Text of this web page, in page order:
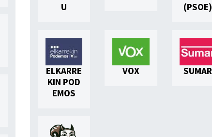
U
(PSOE)
ELKARRE
KIN POD
EMOS
VOX SUMAR